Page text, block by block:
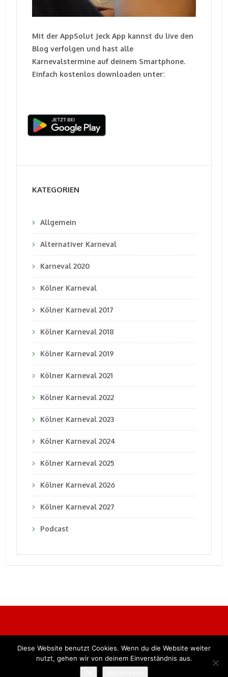
Mit der AppSolut Jeck App kannst du live den
Blog verfolgen und hast alle
Karnevalstermine auf deinem Smartphone.
Einfach kostenlos downloaden unter:
KATEGORIEN
Allgemein
Alternativer Karneval
Karneval 2020
Kölner Karneval
Kölner Karneval 2017
Kölner Karneval 2018
Kölner Karneval 2019
Kölner Karneval 2021
Kölner Karneval 2022
Kölner Karneval 2023
Kölner Karneval 2024
Kölner Karneval 2025
Kölner Karneval 2026
Kölner Karneval 2027
Podcast
Alle Rechte vorbehalten. BKB Verlag GmbH
Diese Website benutzt Cookies. Wenn du die Website weiter
nutzt, gehen wir von deinem Einverständnis aus.